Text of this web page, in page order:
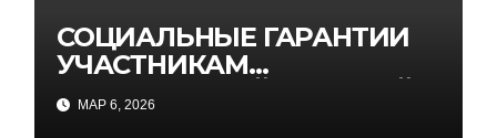
СОЦИАЛЬНЫЕ ГАРАНТИИ
УЧАСТНИКАМ
СПЕЦИАЛЬНОЙ ВОЕННОЙ
ОПЕРАЦИИ
МАР 6, 2026